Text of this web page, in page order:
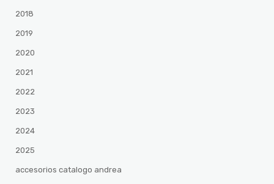
2018
2019
2020
2021
2022
2023
2024
2025
accesorios catalogo andrea